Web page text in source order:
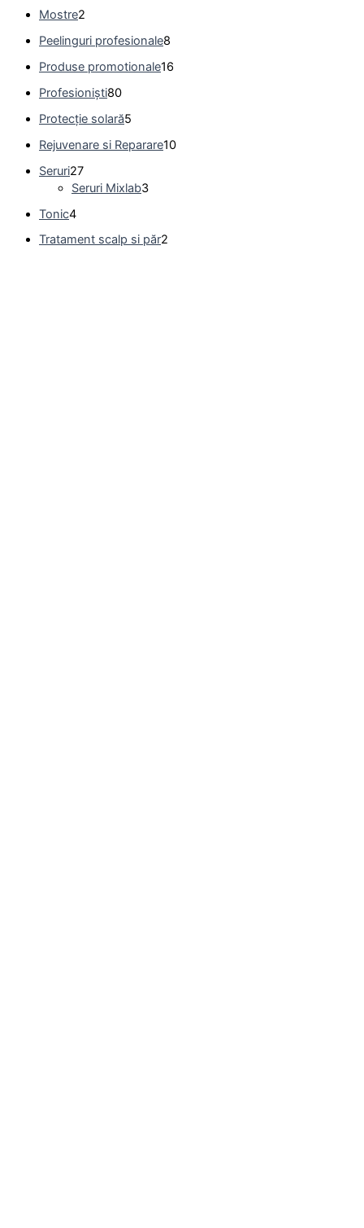
Mostre2
Peelinguri profesionale8
Produse promotionale16
Profesioniști80
Protecție solară5
Rejuvenare si Reparare10
Seruri27
Seruri Mixlab3
Tonic4
Tratament scalp si păr2